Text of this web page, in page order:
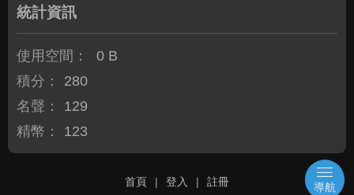
統計資訊
使用空間：
0 B
積分：
280
名聲：
129
精幣：
123
首頁 | 登入 | 註冊 導航